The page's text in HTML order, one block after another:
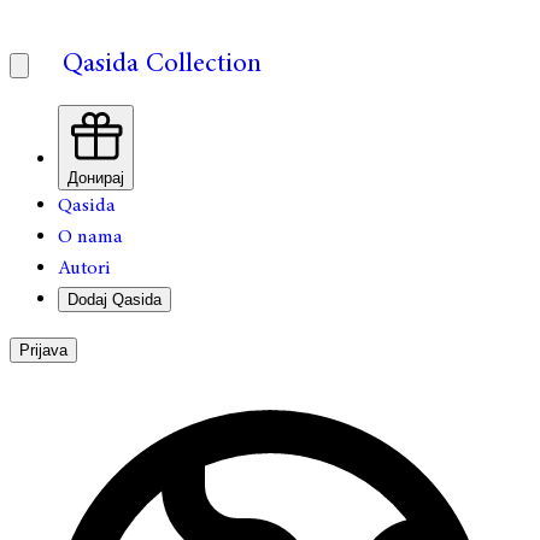
Qasida Collection
Донирај
Qasida
O nama
Autori
Dodaj Qasida
Prijava